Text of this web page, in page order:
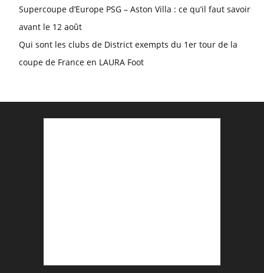
Supercoupe d’Europe PSG – Aston Villa : ce qu’il faut savoir
avant le 12 août
Qui sont les clubs de District exempts du 1er tour de la
coupe de France en LAURA Foot